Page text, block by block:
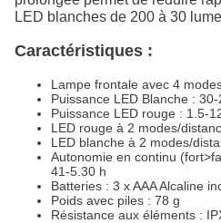
LED blanches de 200 à 30
Caractéristiques :
Lampe frontale avec 4
Puissance LED Blanche :
Puissance LED rouge : 1.5-
LED rouge à 2 modes/
LED blanche à 2 modes/
Autonomie en continu
41-5.30 h
Batteries : 3 x AAA Alcaline
Poids avec piles : 78 g
Résistance aux éléments :